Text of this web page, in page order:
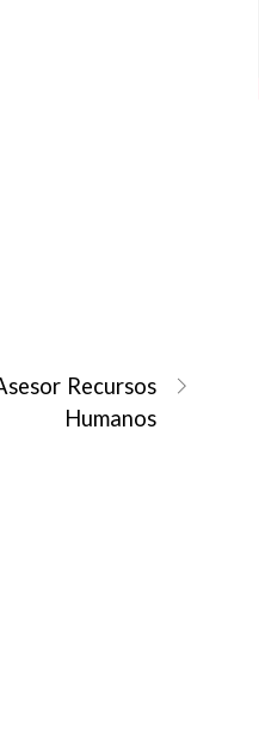
Recursos
Humanos